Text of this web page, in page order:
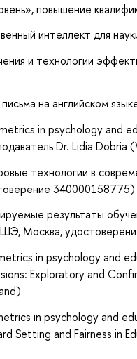
, повышение
интеллект для
и технологии
на английском
in psychology and
Dr. Lidia
технологии в
340000158775)
результаты
Москва,
in psychology and
Exploratory and
in psychology and
Setting and Fairness in